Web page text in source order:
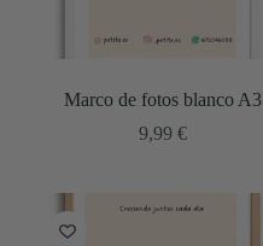
Marco de fotos blanco A3
9,99 €